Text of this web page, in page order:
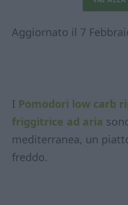
Aggiornato il 7
I Pomodori low carb
friggitrice ad aria
mediterranea, un
freddo.